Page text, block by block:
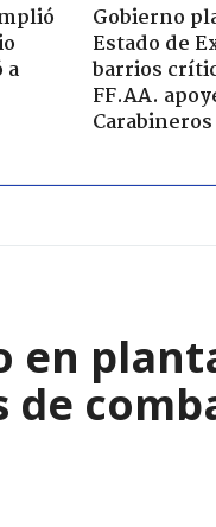
a
Gobierno
Estado de
barrios
FF.AA.
Carabineros
en
de